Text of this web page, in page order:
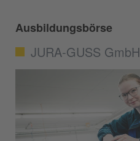
Ausbildungsbörse
JURA-GUSS GmbH